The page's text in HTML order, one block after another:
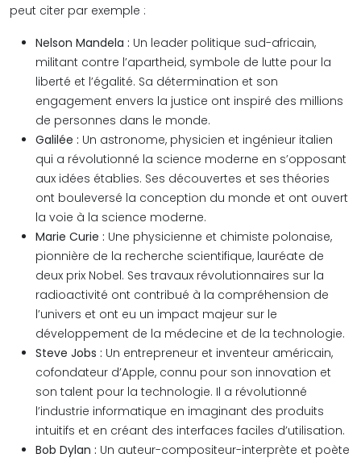
peut citer par exemple :
Nelson Mandela : Un leader politique sud-africain,
militant contre l’apartheid, symbole de lutte pour la
liberté et l’égalité. Sa détermination et son
engagement envers la justice ont inspiré des millions
de personnes dans le monde.
Galilée : Un astronome, physicien et ingénieur italien
qui a révolutionné la science moderne en s’opposant
aux idées établies. Ses découvertes et ses théories
ont bouleversé la conception du monde et ont ouvert
la voie à la science moderne.
Marie Curie : Une physicienne et chimiste polonaise,
pionnière de la recherche scientifique, lauréate de
deux prix Nobel. Ses travaux révolutionnaires sur la
radioactivité ont contribué à la compréhension de
l’univers et ont eu un impact majeur sur le
développement de la médecine et de la technologie.
Steve Jobs : Un entrepreneur et inventeur américain,
cofondateur d’Apple, connu pour son innovation et
son talent pour la technologie. Il a révolutionné
l’industrie informatique en imaginant des produits
intuitifs et en créant des interfaces faciles d’utilisation.
Bob Dylan : Un auteur-compositeur-interprète et poète